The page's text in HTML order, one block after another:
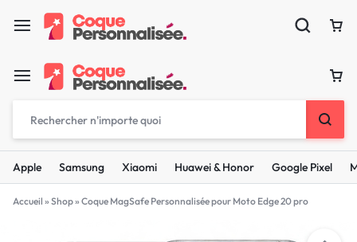
Apple Samsung Xiaomi Huawei & Honor Google Pixel
Accueil » Shop» Coque MagSafe Personnalisée pour Moto Edge 20 pro